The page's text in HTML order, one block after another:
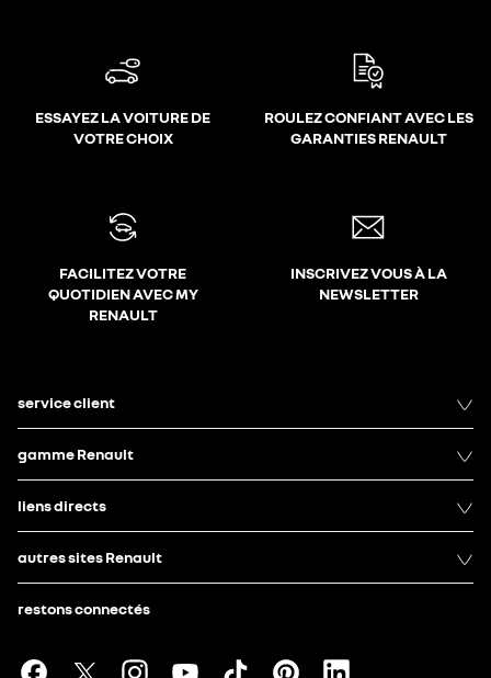
ESSAYEZ LA VOITURE DE
VOTRE CHOIX
ROULEZ CONFIANT AVEC LES
GARANTIES RENAULT
FACILITEZ VOTRE
QUOTIDIEN AVEC MY
RENAULT
INSCRIVEZ VOUS À LA
NEWSLETTER
service client
gamme Renault
liens directs
autres sites Renault
restons connectés